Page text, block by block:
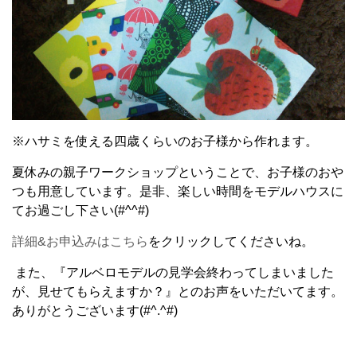
※ハサミを使える四歳くらいのお子様から作れます。
夏休みの親子ワークショップということで、お子様のおや
つも用意しています。是非、楽しい時間をモデルハウスに
てお過ごし下さい(#^^#)
詳細&お申込みはこちら をクリックしてくださいね。
また、『アルベロモデルの見学会終わってしまいました
が、見せてもらえますか？』とのお声をいただいてます。
ありがとうございます(#^.^#)